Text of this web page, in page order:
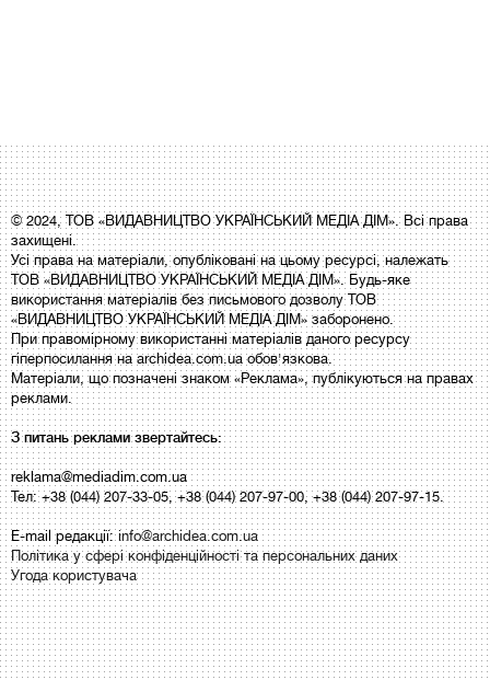
© 2024, ТОВ «ВИДАВНИЦТВО УКРАЇНСЬКИЙ МЕДІА ДІМ». Всі права
захищені.
Усі права на матеріали, опубліковані на цьому ресурсі, належать
ТОВ «ВИДАВНИЦТВО УКРАЇНСЬКИЙ МЕДІА ДІМ». Будь-яке
використання матеріалів без письмового дозволу ТОВ
«ВИДАВНИЦТВО УКРАЇНСЬКИЙ МЕДІА ДІМ» заборонено.
При правомірному використанні матеріалів даного ресурсу
гіперпосилання на archidea.com.ua обов'язкова.
Матеріали, що позначені знаком «Реклама», публікуються на правах
реклами.
З питань реклами звертайтесь:
reklama@mediadim.com.ua
Тел: +38 (044) 207-33-05, +38 (044) 207-97-00, +38 (044) 207-97-15.
E-mail редакції:info@archidea.com.ua
Політика у сфері конфіденційності та персональних даних
Угода користувача